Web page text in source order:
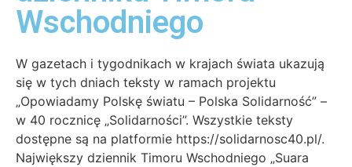
Wschodniego
W gazetach i tygodnikach w krajach świata ukazują
się w tych dniach teksty w ramach projektu
„Opowiadamy Polskę światu – Polska Solidarność” –
w 40 rocznicę „Solidarności”. Wszystkie teksty
dostępne są na platformie https://solidarnosc40.pl/.
Największy dziennik Timoru Wschodniego „Suara